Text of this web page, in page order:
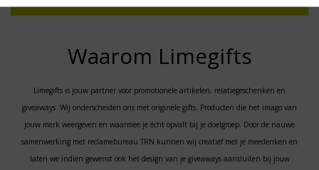
Waarom Limegifts
Limegifts is jouw partner voor promotionele artikelen, relatiegeschenken en
giveaways. Wij onderscheiden ons met originele gifts. Producten die het imago van
jouw merk weergeven en waarmee je écht opvalt bij je doelgroep. Door de nauwe
samenwerking met reclamebureau TRN kunnen wij creatief met je meedenken en
laten we indien gewenst ook het design van je giveaways aansluiten bij jouw